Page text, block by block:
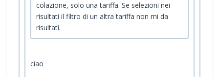
colazione, solo una tariffa. Se selezioni nei
risultati il filtro di un altra tariffa non mi da
risultati.
ciao